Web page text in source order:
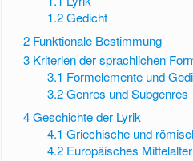
1.2 Gedicht
2 Funktionale Bestimmung
3 Kriterien der sprachlichen
3.1 Formelemente und
3.2 Genres und Subgenres
4Geschichte der Lyrik
4.1 Griechische und
4.2 Europäisches Mittelalter